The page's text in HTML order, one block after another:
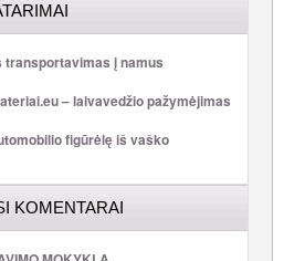
transportavimas į namus
– laivavedžio pažymėjimas
figūrėlę iš vaško
KOMENTARAI